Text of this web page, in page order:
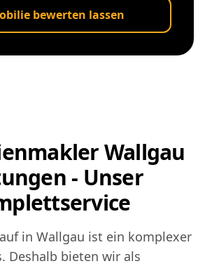
bewerten lassen
Wallgau
- Unser
in Wallgau ist ein komplexer
Deshalb bieten wir als